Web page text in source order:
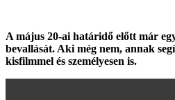
A május 20-ai határidő előtt már
bevallását. Aki még nem, annak
kisfilmmel és személyesen is.